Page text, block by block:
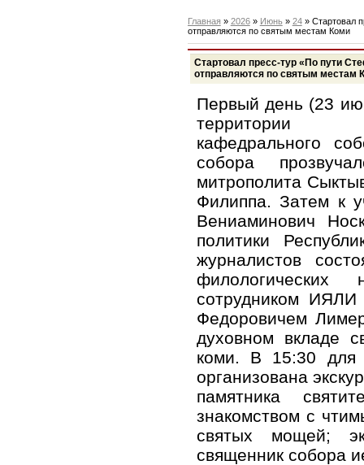
Главная » 2026 » Июнь » 24» Стартовал
отправляются по святым местам Коми
Стартовал пресс-тур «По пути
отправляются по святым местам
Первый день (23
территории
кафедрального
собора
митрополита
Филиппа. Затем к
Вениаминович
политики
журналистов
сотрудником
Федоровичем
духовном вкладе
коми. В 15:30 для
организована
памятника
знакомством с
святых мощей;
священник собора